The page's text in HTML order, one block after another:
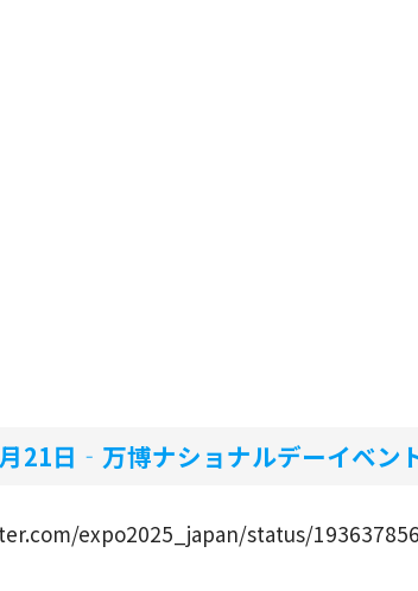
21日‐万博ナショナルデーイベン
expo2025_japan/status/